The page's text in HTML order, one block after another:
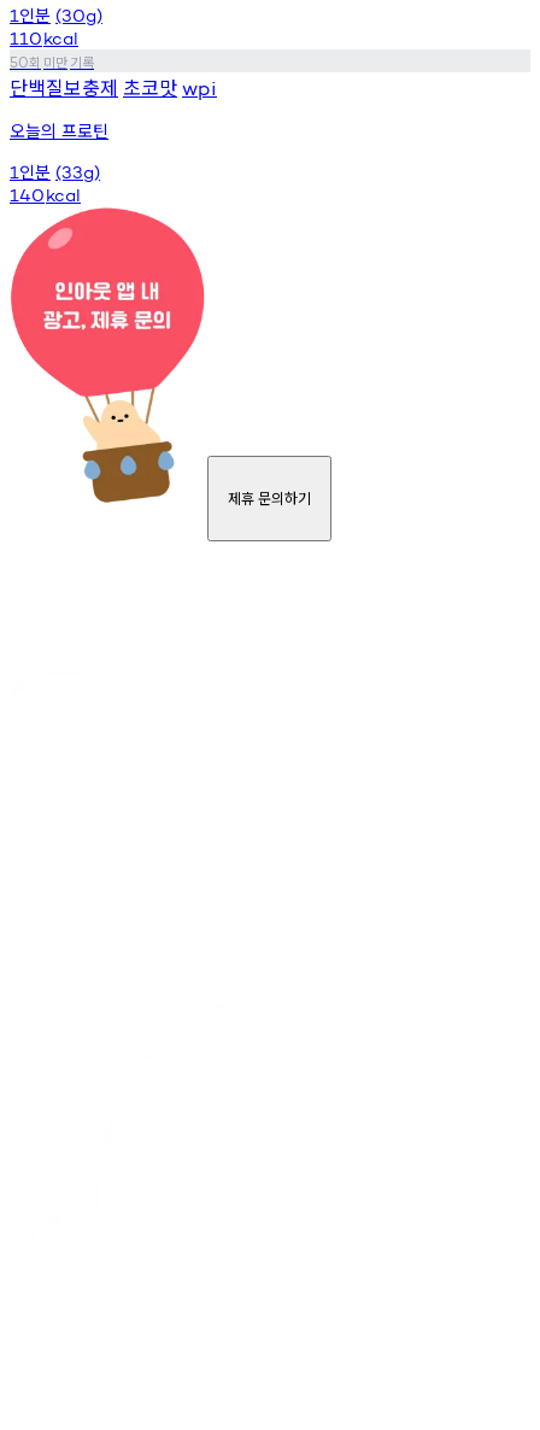
1 인분 (30g)
110kcal
50회 미만기록
단백질보충제 초코맛 wpi
오늘의 프로틴
1 인분 (33g)
140kcal
제휴 문의하기